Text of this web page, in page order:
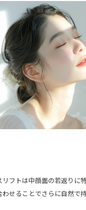
フトは中顔面の若返りに
わせることでさらに自然で